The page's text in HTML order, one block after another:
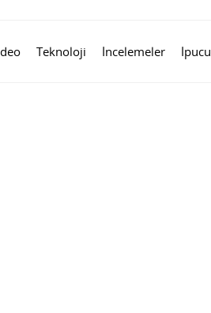
Teknoloji İncelemeler İpucu